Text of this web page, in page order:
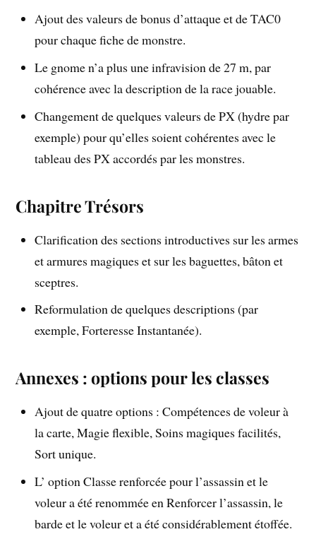
Ajout des valeurs de bonus d’attaque et de TAC0
pour chaque fiche de monstre.
Le gnome n’a plus une infravision de 27 m, par
cohérence avec la description de la race jouable.
Changement de quelques valeurs de PX (hydre par
exemple) pour qu’elles soient cohérentes avec le
tableau des PX accordés par les monstres.
Chapitre Trésors
Clarification des sections introductives sur les armes
et armures magiques et sur les baguettes, bâton et
sceptres.
Reformulation de quelques descriptions (par
exemple, Forteresse Instantanée).
Annexes : options pour les classes
Ajout de quatre options : Compétences de voleur à
la carte, Magie flexible, Soins magiques facilités,
Sort unique.
L’ option Classe renforcée pour l’assassin et le
voleur a été renommée en Renforcer l’assassin, le
barde et le voleur et a été considérablement étoffée.